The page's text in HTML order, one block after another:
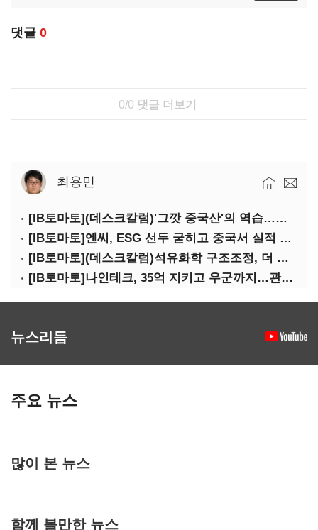
댓글 0
0/0 댓글 더보기
최용민
[IB토마토](데스크칼럼)'그깟 중국산'의 역습…전기차 시장도 내줄 셈인가
[IB토마토]엔씨, ESG 선두 굳히고 중국서 실적 반등 시동
[IB토마토](데스크칼럼)석유화학 구조조정, 더 미루면 공멸이다
[IB토마토]나인테크, 35억 지키고 우군까지…관계사 활용 '1석2조'
뉴스리듬
주요 뉴스
많이 본 뉴스
함께 볼만한 뉴스